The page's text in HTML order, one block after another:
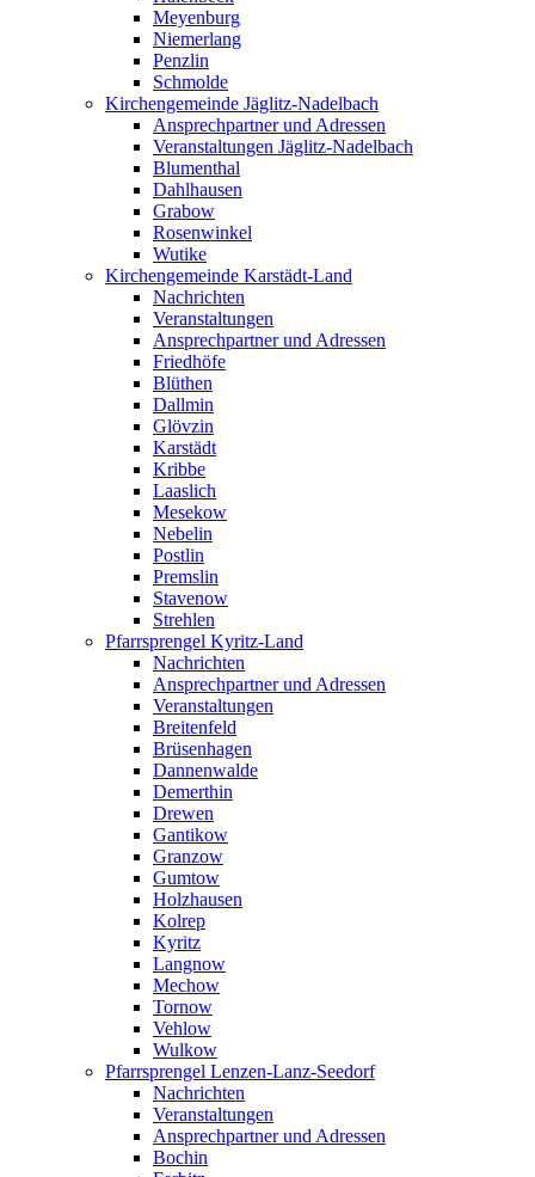
Meyenburg
Niemerlang
Penzlin
Schmolde
Kirchengemeinde Jäglitz-Nadelbach
Ansprechpartner und Adressen
Veranstaltungen Jäglitz-Nadelbach
Blumenthal
Dahlhausen
Grabow
Rosenwinkel
Wutike
Kirchengemeinde Karstädt-Land
Nachrichten
Veranstaltungen
Ansprechpartner und Adressen
Friedhöfe
Blüthen
Dallmin
Glövzin
Karstädt
Kribbe
Laaslich
Mesekow
Nebelin
Postlin
Premslin
Stavenow
Strehlen
Pfarrsprengel Kyritz-Land
Nachrichten
Ansprechpartner und Adressen
Veranstaltungen
Breitenfeld
Brüsenhagen
Dannenwalde
Demerthin
Drewen
Gantikow
Granzow
Gumtow
Holzhausen
Kolrep
Kyritz
Langnow
Mechow
Tornow
Vehlow
Wulkow
Pfarrsprengel Lenzen-Lanz-Seedorf
Nachrichten
Veranstaltungen
Ansprechpartner und Adressen
Bochin